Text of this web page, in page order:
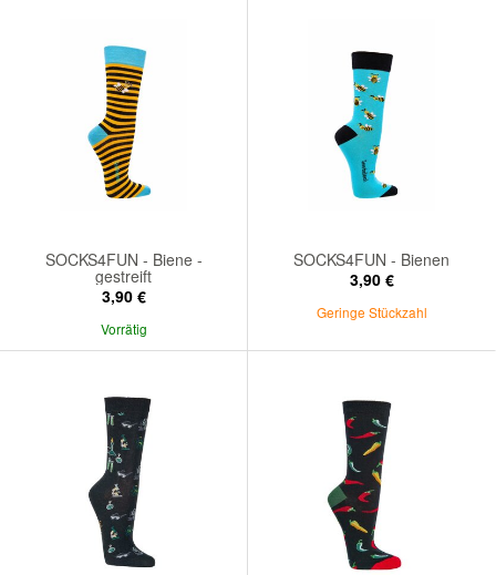
SOCKS4FUN - Biene -
gestreift
3,90 €
Vorrätig
SOCKS4FUN - Bienen
3,90 €
Geringe Stückzahl